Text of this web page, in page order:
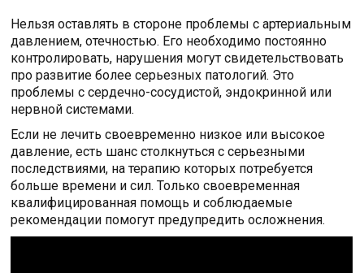
Нельзя оставлять в стороне проблемы с артериальным
давлением, отечностью. Его необходимо постоянно
контролировать, нарушения могут свидетельствовать
про развитие более серьезных патологий. Это
проблемы с сердечно-сосудистой, эндокринной или
нервной системами.
Если не лечить своевременно низкое или высокое
давление, есть шанс столкнуться с серьезными
последствиями, на терапию которых потребуется
больше времени и сил. Только своевременная
квалифицированная помощь и соблюдаемые
рекомендации помогут предупредить осложнения.